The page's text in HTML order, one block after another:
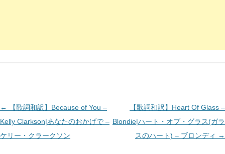
投
稿
ナ
←
【歌詞和訳】Because of You –
Kelly Clarkson|あなたのおかげで –
ケリー・クラークソン
【歌詞和訳】Heart Of Glass –
Blondie|ハート・オブ・グラス(ガラ
スのハート) – ブロンディ →